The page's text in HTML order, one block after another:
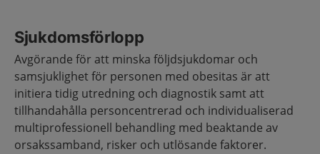
Sjukdomsförlopp
Avgörande för att minska följdsjukdomar och
samsjuklighet för personen med obesitas är att
initiera tidig utredning och diagnostik samt att
tillhandahålla personcentrerad och individualiserad
multi­professionell behandling med beaktande av
orsakssamband, risker och utlösande faktorer.